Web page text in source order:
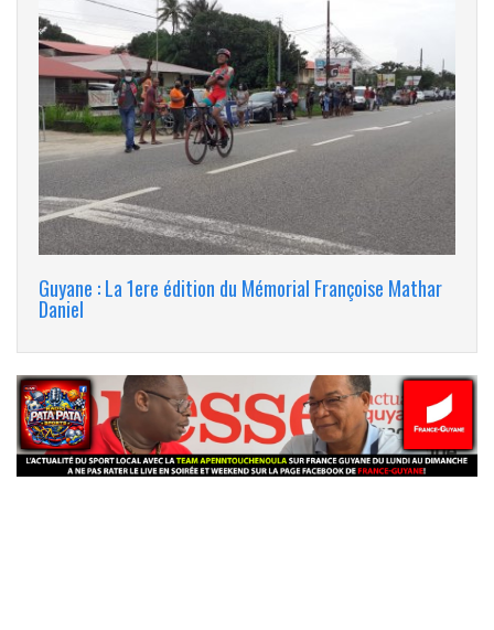
Guyane : La 1ere édition du Mémorial Françoise Mathar
Daniel
banniere_img